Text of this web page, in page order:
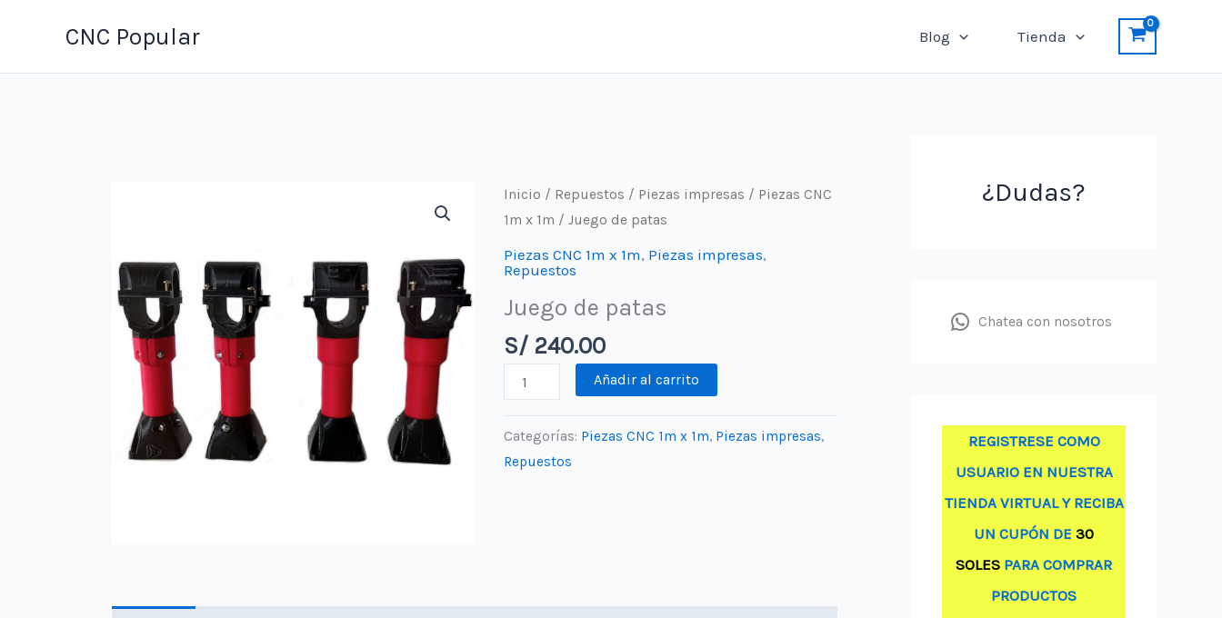
CNC Popular Blog Tienda
Inicio / Repuestos / Piezas impresas / Piezas CNC
1m x 1m / Juego de patas
Piezas CNC 1m x 1m, Piezas impresas,
Repuestos
Juego de patas
S/240.00
Juego
de
Añadir al carrito
Categorías: Piezas CNC 1m x 1m, Piezas impresas,
Repuestos
¿Dudas?
Chatea con nosotros
REGISTRESE COMO
USUARIO EN NUESTRA
TIENDA VIRTUAL Y RECIBA
UN CUPÓN DE 30
SOLES PARA COMPRAR
PRODUCTOS